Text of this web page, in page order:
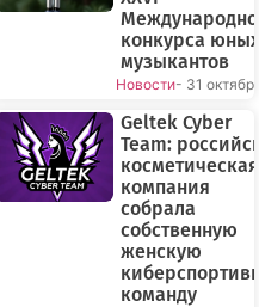
конкурса юных
музыкантов
Новости- 31
Geltek Cyber
Team:
косметическая
компания
собрала
собственную
женскую
команду